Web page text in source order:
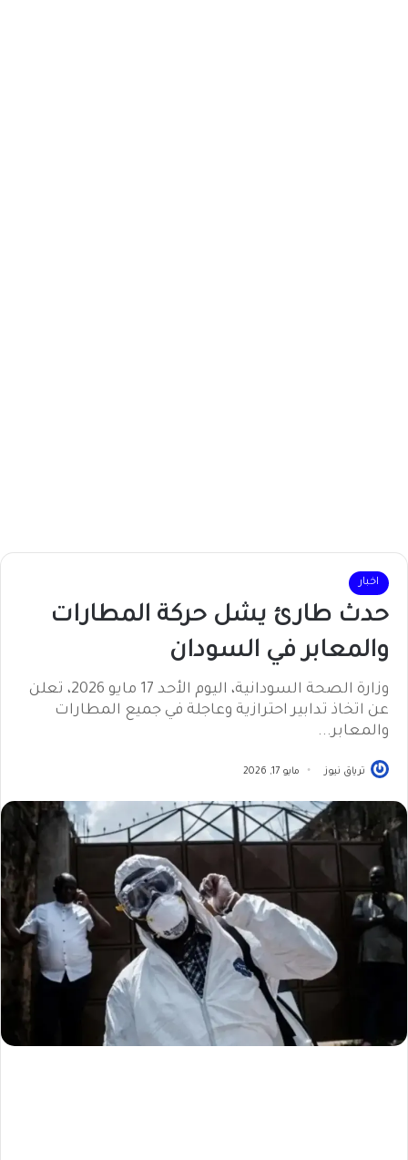
اخبار
حدث طارئ يشل حركة المطارات
والمعابر في السودان
وزارة الصحة السودانية، اليوم الأحد 17 مايو 2026، تعلن
عن اتخاذ تدابير احترازية وعاجلة في جميع المطارات
والمعابر...
ترياق نيوز مايو 17, 2026